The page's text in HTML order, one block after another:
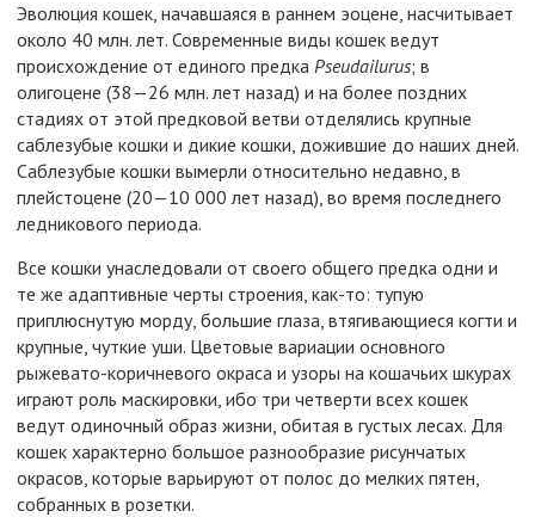
Эволюция кошек, начавшаяся в раннем эоцене, насчитывает
около 40 млн. лет. Современные виды кошек ведут
происхождение от единого предка Pseudailurus; в
олигоцене (38—26 млн. лет назад) и на более поздних
стадиях от этой предковой ветви отделялись крупные
саблезубые кошки и дикие кошки, дожившие до наших дней.
Саблезубые кошки вымерли относительно недавно, в
плейстоцене (20—10 000 лет назад), во время последнего
ледникового периода.
Все кошки унаследовали от своего общего предка одни и
те же адаптивные черты строения, как-то: тупую
приплюснутую морду, большие глаза, втягивающиеся когти и
крупные, чуткие уши. Цветовые вариации основного
рыжевато-коричневого окраса и узоры на кошачьих шкурах
играют роль маскировки, ибо три четверти всех кошек
ведут одиночный образ жизни, обитая в густых лесах. Для
кошек характерно большое разнообразие рисунчатых
окрасов, которые варьируют от полос до мелких пятен,
собранных в розетки.